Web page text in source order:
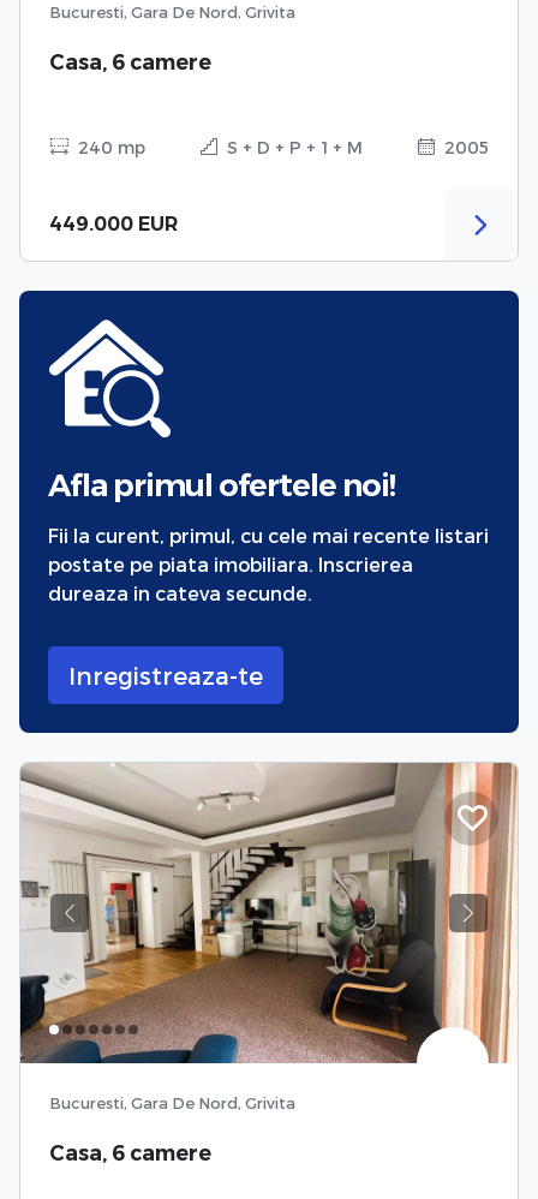
Bucuresti, Gara De Nord, Grivita
Casa, 6 camere
240 mp S + D + P + 1 + M 2005
449.000 EUR
Afla primul ofertele noi!
Fii la curent, primul, cu cele mai recente listari
postate pe piata imobiliara. Inscrierea
dureaza in cateva secunde.
Inregistreaza-te
Previous Next
Bucuresti, Gara De Nord, Grivita
Casa, 6 camere